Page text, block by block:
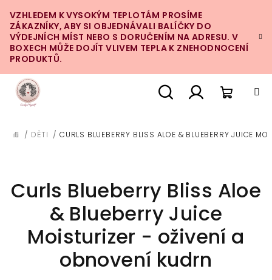
na
obsah
VZHLEDEM K VYSOKÝM TEPLOTÁM PROSÍME
ZÁKAZNÍKY, ABY SI OBJEDNÁVALI BALÍČKY DO
VÝDEJNÍCH MÍST NEBO S DORUČENÍM NA ADRESU. V
BOXECH MŮŽE DOJÍT VLIVEM TEPLA K ZNEHODNOCENÍ
PRODUKTŮ.
DOMŮ
/ DĚTI / CURLS BLUEBERRY BLISS ALOE & BLUEBERRY JUICE
Curls Blueberry Bliss Aloe
& Blueberry Juice
Moisturizer - oživení a
obnovení kudrn